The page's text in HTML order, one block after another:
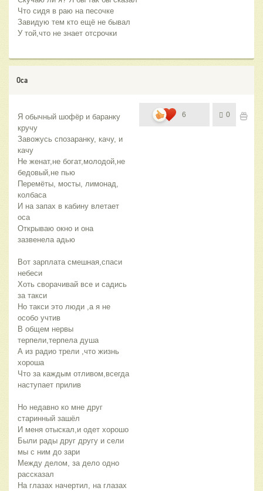
Что сидя в раю на песочке
Завидую тем кто ещё не бывал
У той,что не знает отсрочки
Оса
Я обычный шофёр и баранку
кручу
Завожусь спозаранку, качу, и
качу
Не женат,не богат,молодой,не
бедовый,не пью
Перемёты, мосты, лимонад,
колбаса
И на запах в кабину влетает
оса
Открываю окно и она
зазвенела адью
Вот зарплата смешная,спаси
небеси
Хоть сворачивай все и садись
за такси
Но такси это люди ,а я не
особо учтив
В общем нервы
терпели,терпела душа
А из радио трели ,что жизнь
хороша
Что за каждым отливом,всегда
наступает прилив
Но недавно ко мне друг
старинный зашёл
И меня отыскал,и одет хорошо
Были рады друг другу и сели
мы с ним до зари
Между делом, за дело одно
рассказал
На глазах начертил, на глазах
6 0